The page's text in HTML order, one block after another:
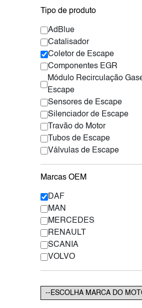
Tipo de produto
AdBlue
Catalisador
Coletor de Escape
Componentes EGR
Módulo Recirculação
Escape
Sensores de Escape
Silenciador de Escape
Travão do Motor
Tubos de Escape
Válvulas de Escape
Marcas OEM
DAF
MAN
MERCEDES
RENAULT
SCANIA
VOLVO